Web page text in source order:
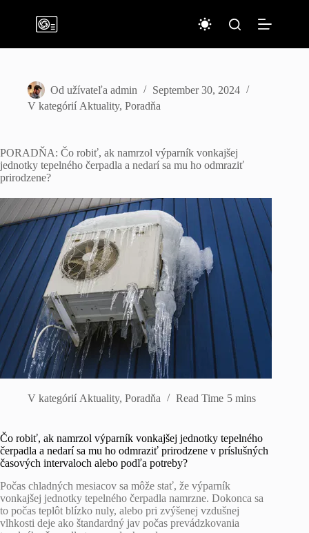
Od užívateľa admin
September 30, 2024
V kategórií Aktuality,Poradňa
PORADŇA: Čo robiť, ak namrzol výparník vonkajšej
jednotky tepelného čerpadla a nedarí sa mu ho odmraziť
prirodzene?
V kategórií Aktuality,Poradňa Read Time 5 mins
Čo robiť, ak namrzol výparník vonkajšej jednotky tepelného
čerpadla a nedarí sa mu ho odmraziť prirodzene v príslušných
časových intervaloch alebo podľa potreby?
Počas chladných mesiacov sa môže stať, že výparník
vonkajšej jednotky tepelného čerpadla namrzne. Dokonca sa
to počas teplôt blízko nuly, alebo pri zvýšenej vzdušnej
vlhkosti deje ako štandardný jav počas prevádzkovania